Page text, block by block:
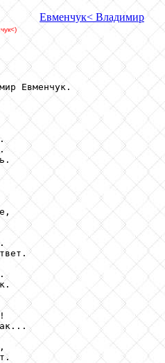
<)
Евменчук< Владимир
Евменчук.